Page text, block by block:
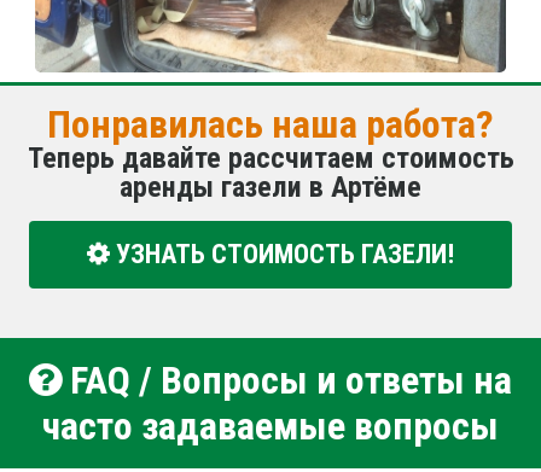
Понравилась наша работа?
Теперь давайте рассчитаем стоимость
аренды газели в Артёме
УЗНАТЬ СТОИМОСТЬ ГАЗЕЛИ!
FAQ / Вопросы и ответы на
часто задаваемые вопросы